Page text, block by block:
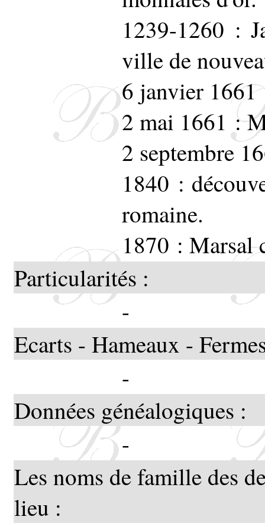
1239-1260 :
ville de
6 janvier
2 mai 1661 :
2 septembre
1840 :
romaine.
1870 : Marsal
Particularités :
-
Ecarts - Hameaux -
-
Données généalogiques :
-
Les noms de famille des
lieu :